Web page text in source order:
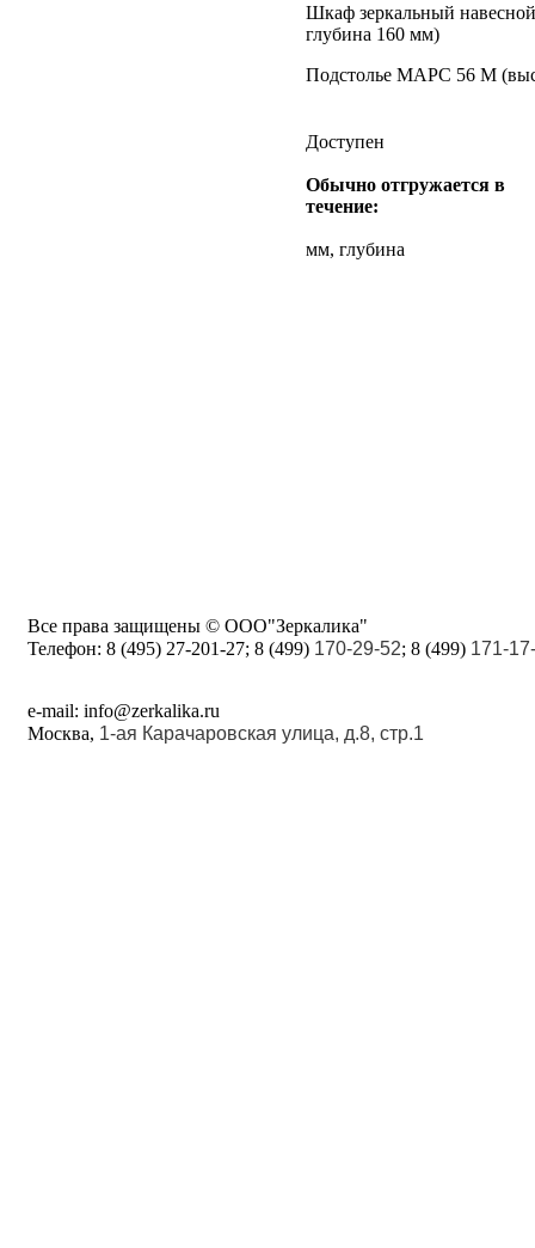
Шкаф зеркальный
глубина 160 мм)
Подстолье МАРС 56 М
Доступен
Обычно отгружается в
течение:
мм, глубина
Все права защищены © ООО"Зеркалика"
Телефон: 8 (495) 27-201-27; 8 (499) 170-29-52; 8 (499) 171-
e-mail: info@zerkalika.ru
Москва, 1-ая Карачаровская улица, д.8, стр.1